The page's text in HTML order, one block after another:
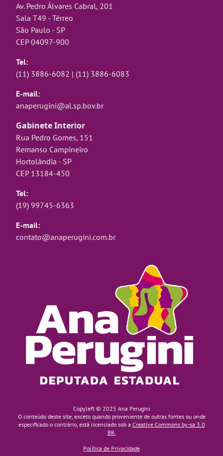
Av. Pedro Álvares Cabral, 201
Sala T49 - Térreo
São Paulo - SP
CEP 04097-900
Tel:
(11) 3886-6082 | (11) 3886-6083
E-mail:
anaperugini@al.sp.bov.br
Gabinete Interior
Rua Pedro Gomes, 151
Remanso Campineiro
Hortolândia - SP
CEP 13184-450
Tel:
(19) 99745-6363
E-mail:
contato@anaperugini.com.br
Copyleft © 2025 Ana Perugini
O conteúdo deste site, exceto quando proveniente de outras fontes ou onde
especificado o contrário, está licenciado sob a Creative Commons by-sa 3.0
BR.
Política de Privacidade